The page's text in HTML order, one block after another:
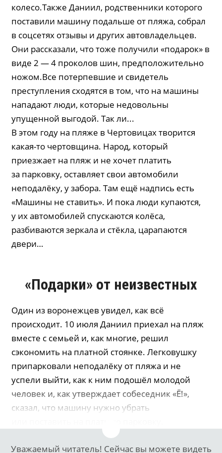
колесо.Также Даниил, родственники которого
поставили машину подальше от пляжа, собрал
в соцсетях отзывы и других автовладельцев.
Они рассказали, что тоже получили «подарок» в
виде 2 — 4 проколов шин, предположительно
ножом.Все потерпевшие и свидетель
преступления сходятся в том, что на машины
нападают люди, которые недовольны
упущенной выгодой. Так ли...
В этом году на пляже в Чертовицах творится
какая-то чертовщина. Народ, который
приезжает на пляж и не хочет платить
за парковку, оставляет свои автомобили
неподалёку, у забора. Там ещё надпись есть
«Машины не ставить». И пока люди купаются,
у их автомобилей спускаются колёса,
разбиваются зеркала и стёкла, царапаются
двери…
«Подарки» от неизвестных
Один из воронежцев увидел, как всё
происходит. 10 июля Даниил приехал на пляж
вместе с семьей и, как многие, решил
сэкономить на платной стоянке. Легковушку
припарковали неподалёку от пляжа и не
успели выйти, как к ним подошёл молодой
человек и, как утверждает собеседник «Ё!»,
сказал, что машину нужно убрать
Уважаемый читатель! Сейчас вы можете видеть